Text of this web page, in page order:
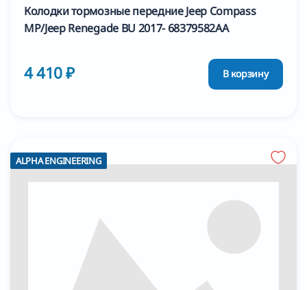
Колодки тормозные передние Jeep Compass
MP/Jeep Renegade BU 2017- 68379582АА
4 410 ₽ В корзину
ALPHA ENGINEERING